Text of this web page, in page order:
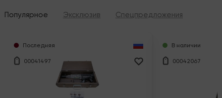
Популярное Эксклюзив Спецпредложения
Последняя
00041497
В наличии
00042067